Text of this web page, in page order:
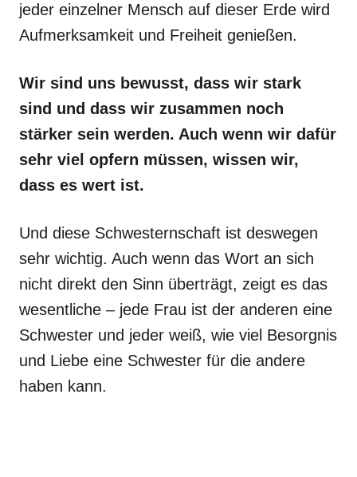
jeder einzelner Mensch auf dieser Erde wird
Aufmerksamkeit und Freiheit genießen.
Wir sind uns bewusst, dass wir stark
sind und dass wir zusammen noch
stärker sein werden. Auch wenn wir dafür
sehr viel opfern müssen, wissen wir,
dass es wert ist.
Und diese Schwesternschaft ist deswegen
sehr wichtig. Auch wenn das Wort an sich
nicht direkt den Sinn überträgt, zeigt es das
wesentliche – jede Frau ist der anderen eine
Schwester und jeder weiß, wie viel Besorgnis
und Liebe eine Schwester für die andere
haben kann.